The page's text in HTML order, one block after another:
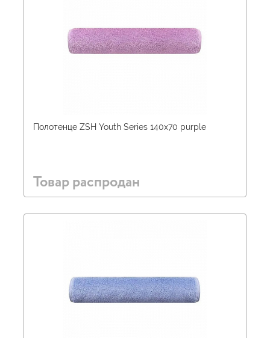
Полотенце ZSH Youth Series 140х70 purple
Товар распродан